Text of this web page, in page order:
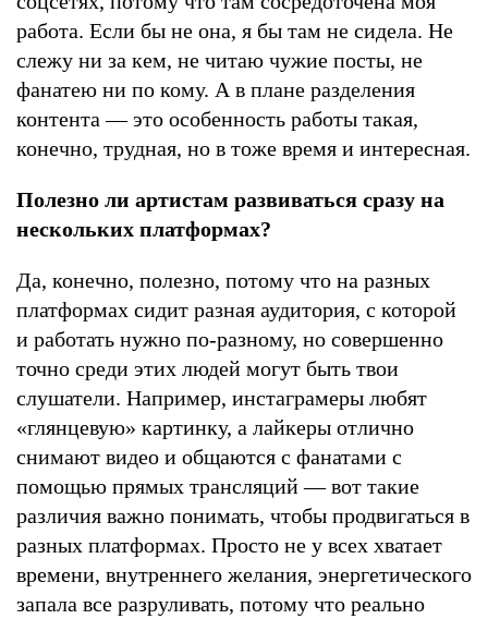
работа. Если бы не она, я бы там не сидела. Не
слежу ни за кем, не читаю чужие посты, не
фанатею ни по кому. А в плане разделения
контента — это особенность работы такая,
конечно, трудная, но в тоже время и интересная.
Полезно ли артистам развиваться сразу на
нескольких платформах?
Да, конечно, полезно, потому что на разных
платформах сидит разная аудитория, с которой
и работать нужно по-разному, но совершенно
точно среди этих людей могут быть твои
слушатели. Например, инстаграмеры любят
«глянцевую» картинку, а лайкеры отлично
снимают видео и общаются с фанатами с
помощью прямых трансляций — вот такие
различия важно понимать, чтобы продвигаться в
разных платформах. Просто не у всех хватает
времени, внутреннего желания, энергетического
запала все разруливать, потому что реально